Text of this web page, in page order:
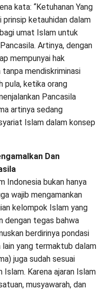
kata: “Ketuhanan Yang
prinsip ketauhidan dalam
umat Islam untuk
Artinya, dengan
mempunyai hak
tanpa mendiskriminasi
pula, ketika orang
Pancasila
artinya sedang
Islam dalam konsep
Dan
Indonesia bukan hanya
wajib mengamankan
kelompok Islam yang
dengan tegas bahwa
berdirinya pondasi
lain yang termaktub dalam
juga sudah sesuai
Islam. Karena ajaran Islam
musyawarah, dan